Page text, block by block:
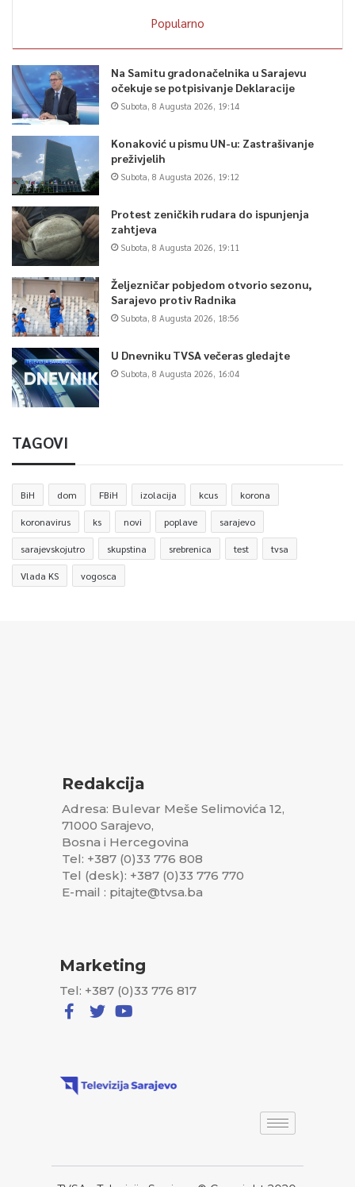
Popularno
Na Samitu gradonačelnika u Sarajevu
očekuje se potpisivanje Deklaracije
Subota, 8 Augusta 2026, 19:14
Konaković u pismu UN-u: Zastrašivanje
preživjelih
Subota, 8 Augusta 2026, 19:12
Protest zeničkih rudara do ispunjenja
zahtjeva
Subota, 8 Augusta 2026, 19:11
Željezničar pobjedom otvorio sezonu,
Sarajevo protiv Radnika
Subota, 8 Augusta 2026, 18:56
U Dnevniku TVSA večeras gledajte
Subota, 8 Augusta 2026, 16:04
TAGOVI
BiH dom FBiH izolacija kcus korona
koronavirus ks novi poplave sarajevo
sarajevskojutro skupstina srebrenica test tvsa
Vlada KS vogosca
Redakcija
Adresa: Bulevar Meše Selimovića 12,
71000 Sarajevo,
Bosna i Hercegovina
Tel: +387 (0)33 776 808
Tel (desk): +387 (0)33 776 770
E-mail : pitajte@tvsa.ba
Marketing
Tel: +387 (0)33 776 817